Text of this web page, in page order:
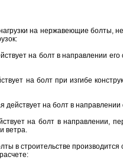
на нержавеющие болты,
на болт в направлении
на болт при изгибе
действует на болт в
на болт в направлении,
ветра.
в строительстве